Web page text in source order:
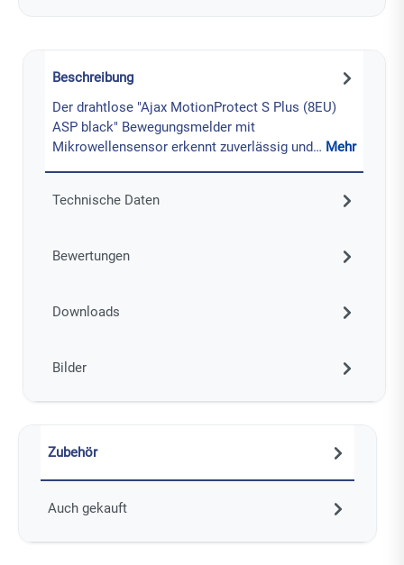
Beschreibung
Der drahtlose "Ajax MotionProtect S Plus (8EU)
ASP black" Bewegungsmelder mit
Mikrowellensensor erkennt zuverlässig und… Mehr
Technische Daten
Bewertungen
Downloads
Bilder
Zubehör
Auch gekauft